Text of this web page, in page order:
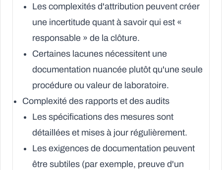
Les complexités d'attribution peuvent créer
une incertitude quant à savoir qui est «
responsable » de la clôture.
Certaines lacunes nécessitent une
documentation nuancée plutôt qu'une seule
procédure ou valeur de laboratoire.
Complexité des rapports et des audits
Les spécifications des mesures sont
détaillées et mises à jour régulièrement.
Les exigences de documentation peuvent
être subtiles (par exemple, preuve d'un